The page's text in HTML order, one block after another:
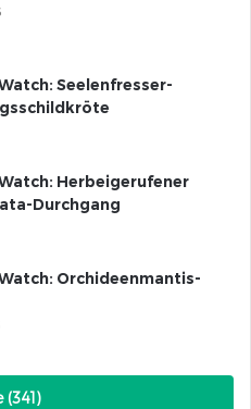
Seelenfresser-
Herbeigerufener
Durchgang
Orchideenmantis-
(341)